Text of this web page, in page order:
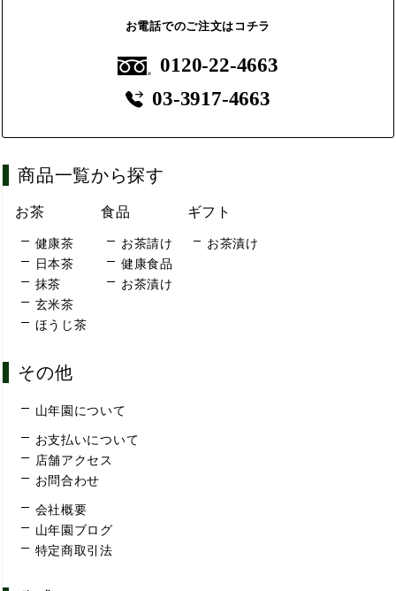
お電話でのご注文はコチラ
0120-22-4663
03-3917-4663
商品一覧から探す
お茶
健康茶
日本茶
抹茶
玄米茶
ほうじ茶
食品
お茶請け
健康食品
お茶漬け
ギフト
お茶漬け
その他
山年園について
お支払いについて
店舗アクセス
お問合わせ
会社概要
山年園ブログ
特定商取引法